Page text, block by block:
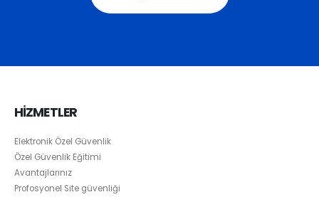
HİZMETLER
Elektronik Özel Güvenlik
Özel Güvenlik Eğitimi
Avantajlarınız
Profosyonel Site güvenliği